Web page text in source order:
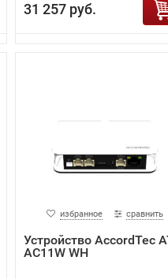
31 257 руб.
избранное сравнить
Устройство AccordTec
AC11W WH